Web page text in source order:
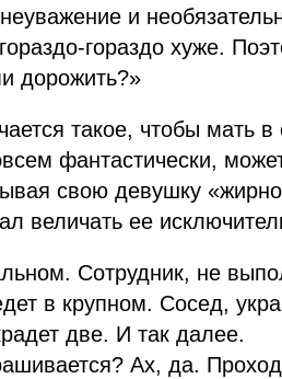
и
гораздо хуже.
дорожить?»
такое, чтобы мать
фантастически,
свою девушку
величать ее
Сотрудник, не
в крупном. Сосед,
две. И так далее.
Ах, да.